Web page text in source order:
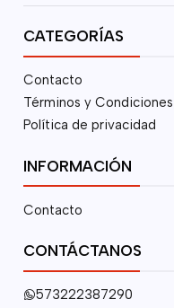
CATEGORÍAS
Contacto
Términos y Condiciones
Política de privacidad
INFORMACIÓN
Contacto
CONTÁCTANOS
573222387290